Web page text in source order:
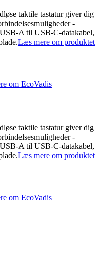
taktile tastatur giver dig
-
A til USB-C-datakabel,
Læs mere om produktet
om EcoVadis
taktile tastatur giver dig
-
A til USB-C-datakabel,
Læs mere om produktet
om EcoVadis